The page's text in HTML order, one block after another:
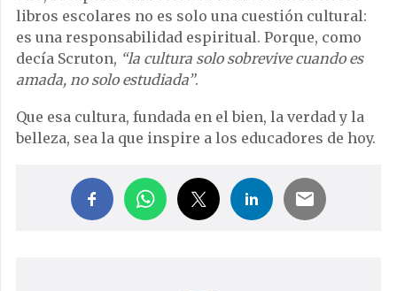
libros escolares no es solo una cuestión cultural:
es una responsabilidad espiritual. Porque, como
decía Scruton, “la cultura solo sobrevive cuando es
amada, no solo estudiada”.
Que esa cultura, fundada en el bien, la verdad y la
belleza, sea la que inspire a los educadores de hoy.